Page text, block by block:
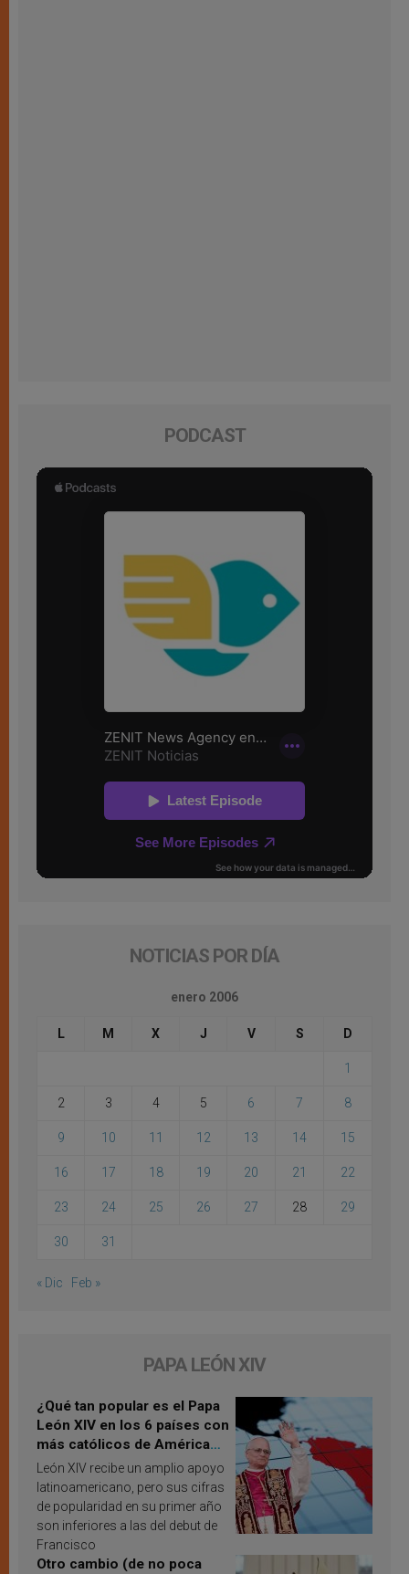
PODCAST
NOTICIAS POR DÍA
enero 2006
L M X J V S D
1
2 3 4 5 6 7 8
9 10 11 12 13 14 15
16 17 18 19 20 21 22
23 24 25 26 27 28 29
30 31
« Dic Feb »
PAPA LEÓN XIV
¿Qué tan popular es el Papa
León XIV en los 6 países con
más católicos de América
Latina en 2026? Publican
resultados de investigación
León XIV recibe un amplio apoyo
latinoamericano, pero sus cifras
de popularidad en su primer año
son inferiores a las del debut de
Francisco
Otro cambio (de no poca